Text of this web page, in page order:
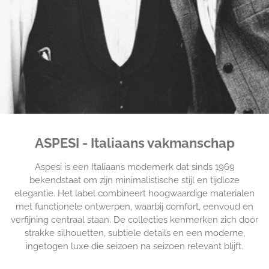
ASPESI - Italiaans vakmanschap
Aspesi is een Italiaans modemerk dat sinds 1969
bekendstaat om zijn minimalistische stijl en tijdloze
elegantie. Het label combineert hoogwaardige materialen
met functionele ontwerpen, waarbij comfort, eenvoud en
verfijning centraal staan. De collecties kenmerken zich door
strakke silhouetten, subtiele details en een moderne,
ingetogen luxe die seizoen na seizoen relevant blijft.